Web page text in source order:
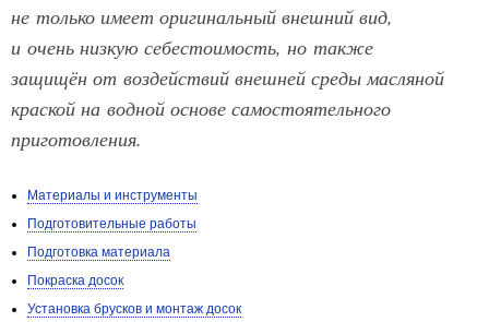
не только имеет оригинальный внешний вид,
и очень низкую себестоимость, но также
защищён от воздействий внешней среды масляной
краской на водной основе самостоятельного
приготовления.
Материалы и инструменты
Подготовительные работы
Подготовка материала
Покраска досок
Установка брусков и монтаж досок